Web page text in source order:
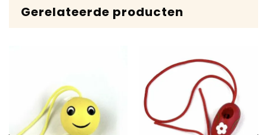
Gerelateerde producten